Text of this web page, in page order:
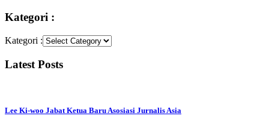
Kategori :
Kategori :
Latest Posts
Lee Ki-woo Jabat Ketua Baru Asosiasi Jurnalis Asia